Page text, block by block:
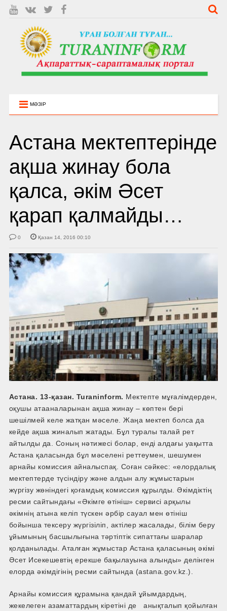
МӘЗІР
Астана мектептерінде
ақша жинау бола
қалса, әкім Әсет
қарап қалмайды…
0 Қазан 14, 2016 00:10
Астана. 13-қазан. Turaninform. Мектепте мұғалімдерден,
оқушы ата­аналарынан ақша жинау – көптен бері
шешілмей келе жатқан мәселе. Жаңа мектеп болса да
кейде ақша жиналып жатады. Бұл туралы талай рет
айтылды да. Соның нәтижесі болар, енді алдағы уақытта
Астана қаласында бұл мәселені реттеумен, шешумен
арнайы комиссия айналыспақ. Соған сәйкес: «елордалық
мектептерде түсіндіру және алдын алу жұмыстарын
жүргізу жөніндегі қоғамдық комиссия құрылды. Әкімдіктің
ресми сайтындағы «Әкімге өтініш» сервисі арқылы
әкімнің атына келіп түскен әрбір сауал мен өтініш
бойынша тексеру жүргізіліп, актілер жасалады, білім беру
ұйымының басшылығына тәртіптік сипаттағы шаралар
қолданылады. Аталған жұмыстар Астана қаласының әкімі
Әсет Исекешевтің ерекше бақылауына алынды» делінген
елорда әкімдігінің ресми сайтында (astana.gov.kz.).
Арнайы комиссия құрамына қандай ұйымдардың,
жекелеген азаматтардың кіретіні де анықталып қойылған